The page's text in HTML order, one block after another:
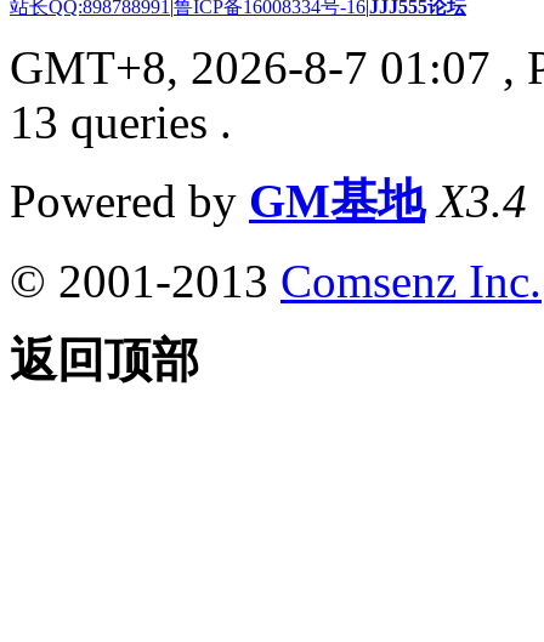
站长QQ:898788991 |鲁ICP备16008334号-16|JJJ555论坛
GMT+8, 2026-8-7 01:07 ,
13 queries .
Powered by GM基地 X3.4
© 2001-2013 Comsenz Inc.
返回顶部